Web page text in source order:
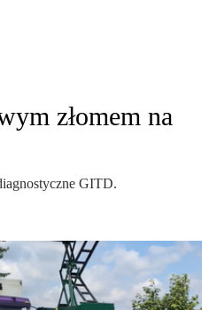
złomem na
GITD.